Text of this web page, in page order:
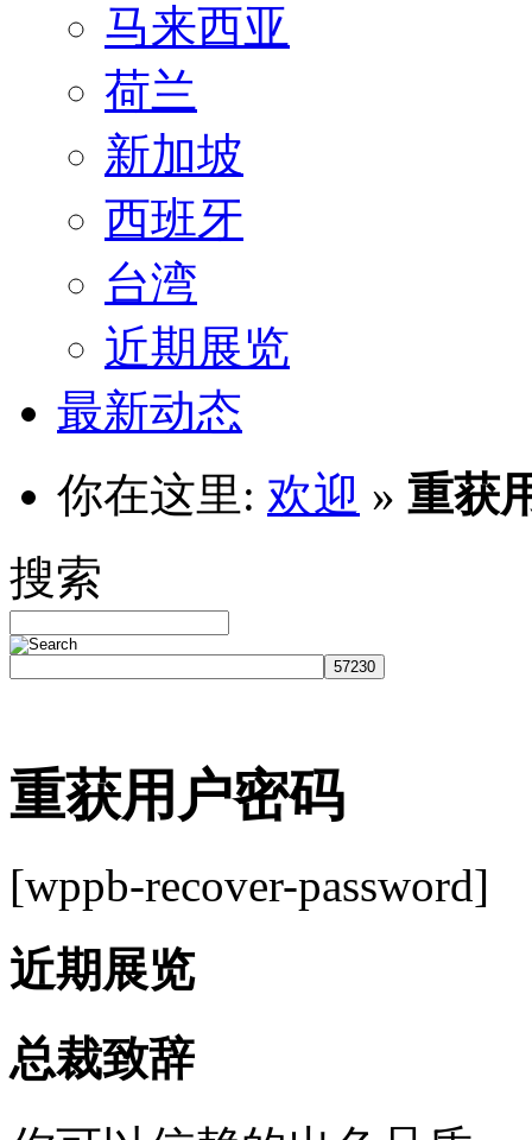
马来西亚
荷兰
新加坡
西班牙
台湾
近期展览
最新动态
你在这里: 欢迎 » 重获
搜索
重获用户密码
[wppb-recover-password]
近期展览
总裁致辞